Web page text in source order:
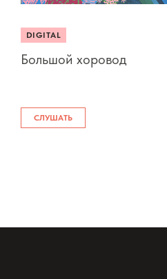
DIGITAL
Большой хоровод
СЛУШАТЬ